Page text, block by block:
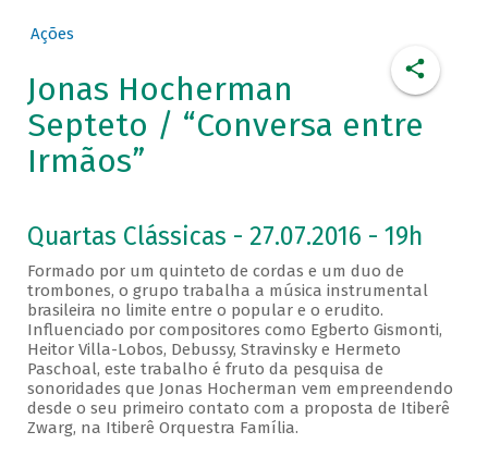
Ações
Jonas Hocherman
Septeto / “Conversa entre
Irmãos”
Quartas Clássicas - 27.07.2016 - 19h
Formado por um quinteto de cordas e um duo de
trombones, o grupo trabalha a música instrumental
brasileira no limite entre o popular e o erudito.
Influenciado por compositores como Egberto Gismonti,
Heitor Villa-Lobos, Debussy, Stravinsky e Hermeto
Paschoal, este trabalho é fruto da pesquisa de
sonoridades que Jonas Hocherman vem empreendendo
desde o seu primeiro contato com a proposta de Itiberê
Zwarg, na Itiberê Orquestra Família.